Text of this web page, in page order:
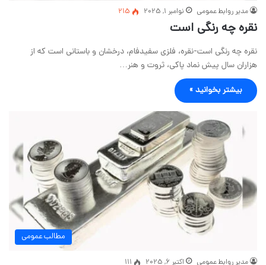
مدیر روابط عمومی نوامبر 1, 2025 215
نقره چه رنگی است
نقره چه رنگی است-نقره، فلزی سفیدفام، درخشان و باستانی است که از
هزاران سال پیش نماد پاکی، ثروت و هنر…
بیشتر بخوانید »
مطالب عمومی